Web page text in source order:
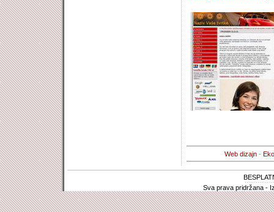
Web dizajn-
Sva prava pridržana -